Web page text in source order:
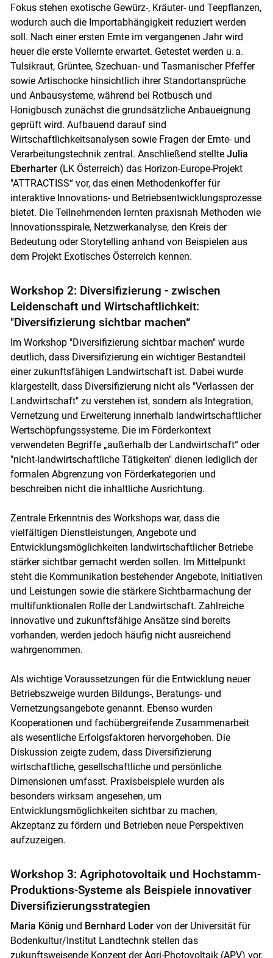
Fokus stehen exotische Gewürz-, Kräuter- und Teepflanzen,
wodurch auch die Importabhängigkeit reduziert werden
soll. Nach einer ersten Ernte im vergangenen Jahr wird
heuer die erste Vollernte erwartet. Getestet werden u. a.
Tulsikraut, Grüntee, Szechuan- und Tasmanischer Pfeffer
sowie Artischocke hinsichtlich ihrer Standortansprüche
und Anbausysteme, während bei Rotbusch und
Honigbusch zunächst die grundsätzliche Anbaueignung
geprüft wird. Aufbauend darauf sind
Wirtschaftlichkeitsanalysen sowie Fragen der Ernte- und
Verarbeitungstechnik zentral. Anschließend stellteJulia
Eberharter (LK Österreich) das Horizon-Europe-Projekt
"ATTRACTISS“ vor, das einen Methodenkoffer für
interaktive Innovations- und Betriebsentwicklungsprozesse
bietet. Die Teilnehmenden lernten praxisnah Methoden wie
Innovationsspirale, Netzwerkanalyse, den Kreis der
Bedeutung oder Storytelling anhand von Beispielen aus
dem Projekt Exotisches Österreich kennen.
Workshop 2: Diversifizierung - zwischen
Leidenschaft und Wirtschaftlichkeit:
"Diversifizierung sichtbar machen“
Im Workshop "Diversifizierung sichtbar machen" wurde
deutlich, dass Diversifizierung ein wichtiger Bestandteil
einer zukunftsfähigen Landwirtschaft ist. Dabei wurde
klargestellt, dass Diversifizierung nicht als "Verlassen der
Landwirtschaft" zu verstehen ist, sondern als Integration,
Vernetzung und Erweiterung innerhalb landwirtschaftlicher
Wertschöpfungssysteme. Die im Förderkontext
verwendeten Begriffe „außerhalb der Landwirtschaft“ oder
"nicht-landwirtschaftliche Tätigkeiten" dienen lediglich der
formalen Abgrenzung von Förderkategorien und
beschreiben nicht die inhaltliche Ausrichtung.
Zentrale Erkenntnis des Workshops war, dass die
vielfältigen Dienstleistungen, Angebote und
Entwicklungsmöglichkeiten landwirtschaftlicher Betriebe
stärker sichtbar gemacht werden sollen. Im Mittelpunkt
steht die Kommunikation bestehender Angebote, Initiativen
und Leistungen sowie die stärkere Sichtbarmachung der
multifunktionalen Rolle der Landwirtschaft. Zahlreiche
innovative und zukunftsfähige Ansätze sind bereits
vorhanden, werden jedoch häufig nicht ausreichend
wahrgenommen.
Als wichtige Voraussetzungen für die Entwicklung neuer
Betriebszweige wurden Bildungs-, Beratungs- und
Vernetzungsangebote genannt. Ebenso wurden
Kooperationen und fachübergreifende Zusammenarbeit
als wesentliche Erfolgsfaktoren hervorgehoben. Die
Diskussion zeigte zudem, dass Diversifizierung
wirtschaftliche, gesellschaftliche und persönliche
Dimensionen umfasst. Praxisbeispiele wurden als
besonders wirksam angesehen, um
Entwicklungsmöglichkeiten sichtbar zu machen,
Akzeptanz zu fördern und Betrieben neue Perspektiven
aufzuzeigen.
Workshop 3: Agriphotovoltaik und Hochstamm-
Produktions-Systeme als Beispiele innovativer
Diversifizierungsstrategien
Maria Königund Bernhard Lodervon der Universität für
Bodenkultur/Institut Landtechnk stellen das
zukunftsweisende Konzept der Agri-Photovoltaik (APV) vor,